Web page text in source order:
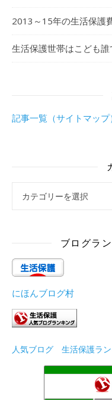
2013～15年の生活保護
生活保護世帯はこども
記事一覧（サイトマップ
ブログラ
にほんブログ村
人気ブログ 生活保護ラ